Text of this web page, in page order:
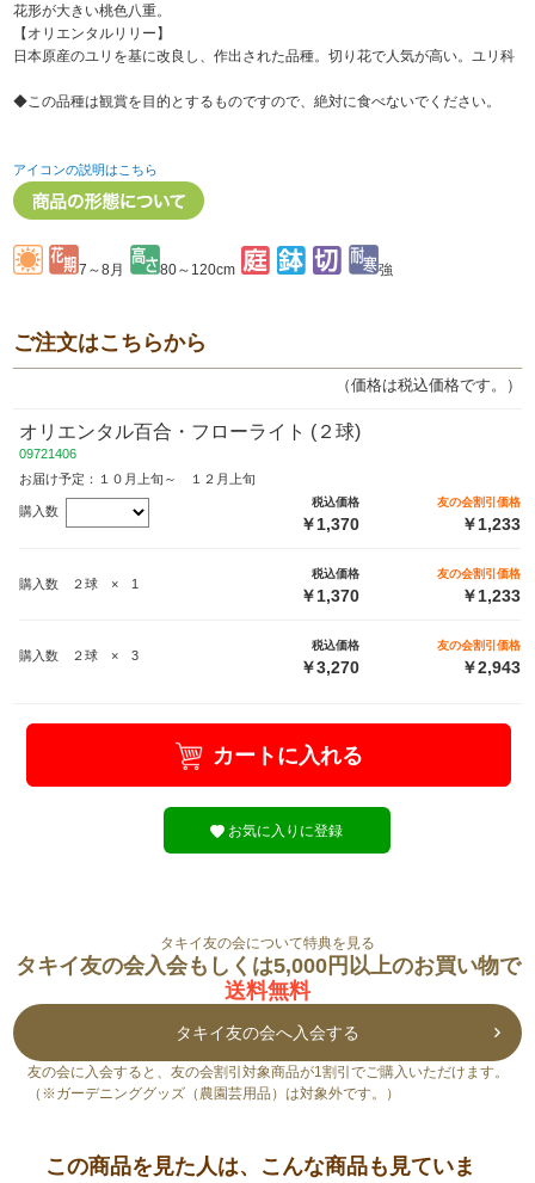
花形が大きい桃色八重。
【オリエンタルリリー】
日本原産のユリを基に改良し、作出された品種。切り花で人気が高い。ユリ科
◆この品種は観賞を目的とするものですので、絶対に食べないでください。
アイコンの説明はこちら
7～8月 80～120cm 強
ご注文はこちらから
（価格は税込価格です。）
オリエンタル百合・フローライト (２球)
09721406
お届け予定：１０月上旬～ １２月上旬
購入数
税込価格
￥1,370
友の会割引価格
￥1,233
購入数 ２球 × 1
税込価格
￥1,370
友の会割引価格
￥1,233
購入数 ２球 × 3
税込価格
￥3,270
友の会割引価格
￥2,943
カートに入れる
お気に入りに登録
タキイ友の会について特典を見る
タキイ友の会入会もしくは5,000円以上のお買い物で
送料無料
タキイ友の会へ入会する
友の会に入会すると、友の会割引対象商品が1割引でご購入いただけます。
（※ガーデニンググッズ（農園芸用品）は対象外です。）
この商品を見た人は、こんな商品も見ていま